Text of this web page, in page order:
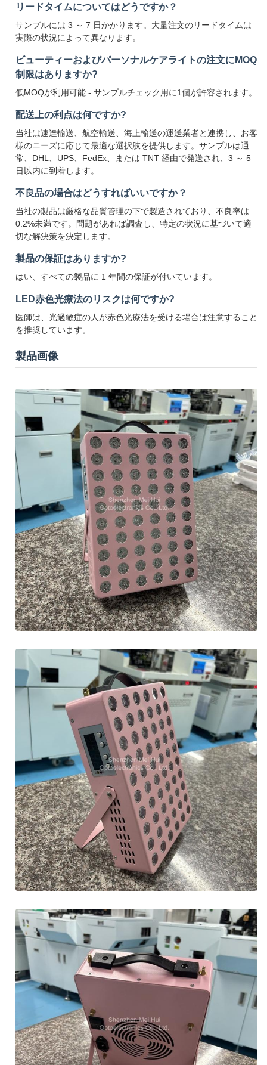
リードタイムについてはどうですか？
サンプルには 3 ～ 7 日かかります。大量注文のリードタイムは
実際の状況によって異なります。
ビューティーおよびパーソナルケアライトの注文にMOQ
制限はありますか?
低MOQが利用可能 - サンプルチェック用に1個が許容されます。
配送上の利点は何ですか?
当社は速達輸送、航空輸送、海上輸送の運送業者と連携し、お客
様のニーズに応じて最適な選択肢を提供します。サンプルは通
常、DHL、UPS、FedEx、または TNT 経由で発送され、3 ～ 5
日以内に到着します。
不良品の場合はどうすればいいですか？
当社の製品は厳格な品質管理の下で製造されており、不良率は
0.2%未満です。問題があれば調査し、特定の状況に基づいて適
切な解決策を決定します。
製品の保証はありますか?
はい、すべての製品に 1 年間の保証が付いています。
LED赤色光療法のリスクは何ですか?
医師は、光過敏症の人が赤色光療法を受ける場合は注意すること
を推奨しています。
製品画像